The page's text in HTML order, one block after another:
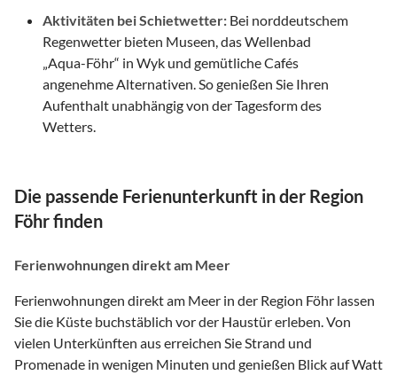
Aktivitäten bei Schietwetter: Bei norddeutschem
Regenwetter bieten Museen, das Wellenbad
„Aqua-Föhr“ in Wyk und gemütliche Cafés
angenehme Alternativen. So genießen Sie Ihren
Aufenthalt unabhängig von der Tagesform des
Wetters.
Die passende Ferienunterkunft in der Region
Föhr finden
Ferienwohnungen direkt am Meer
Ferienwohnungen direkt am Meer in der Region Föhr lassen
Sie die Küste buchstäblich vor der Haustür erleben. Von
vielen Unterkünften aus erreichen Sie Strand und
Promenade in wenigen Minuten und genießen Blick auf Watt